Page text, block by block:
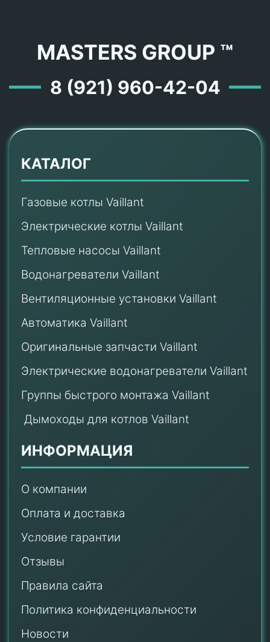
MASTERS GROUP ™
8 (921) 960-42-04
КАТАЛОГ
Газовые котлы Vaillant
Электрические котлы Vaillant
Тепловые насосы Vaillant
Водонагреватели Vaillant
Вентиляционные установки Vaillant
Автоматика Vaillant
Оригинальные запчасти Vaillant
Электрические водонагреватели Vaillant
Группы быстрого монтажа Vaillant
Дымоходы для котлов Vaillant
ИНФОРМАЦИЯ
О компании
Оплата и доставка
Условие гарантии
Отзывы
Правила сайта
Политика конфиденциальности
Новости